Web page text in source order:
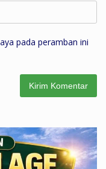
pada peramban ini